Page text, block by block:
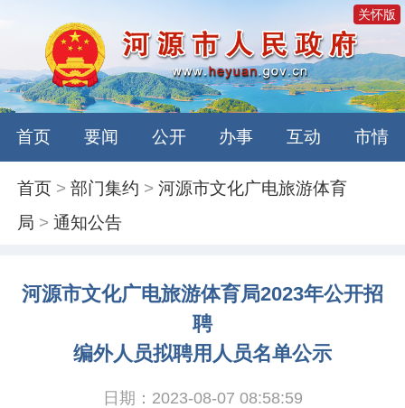
关怀版
首页 要闻 公开 办事 互动 市情
首页 >部门集约 >河源市文化广电旅游体育
局 >通知公告
河源市文化广电旅游体育局2023年公开招
聘
编外人员拟聘用人员名单公示
日期：2023-08-07 08:58:59